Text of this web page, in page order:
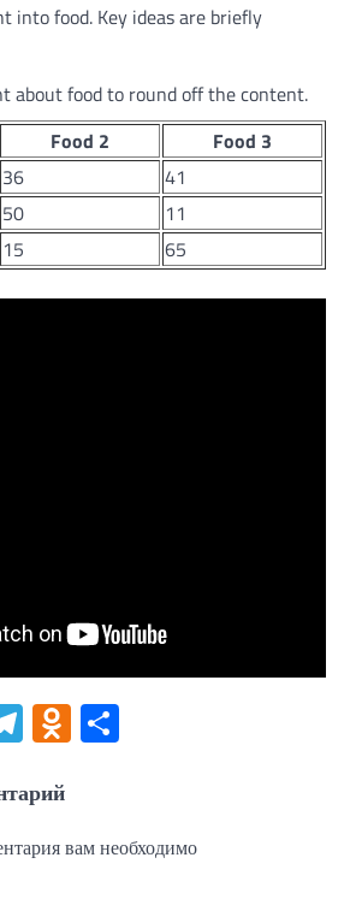
into food. Key ideas are briefly
about food to round off the content.
Food 2
Food 3
36
41
50
11
15 65
Telegram
Odnoklassniki
вам необходимо